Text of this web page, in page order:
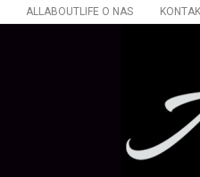
ALLABOUTLIFE O NAS